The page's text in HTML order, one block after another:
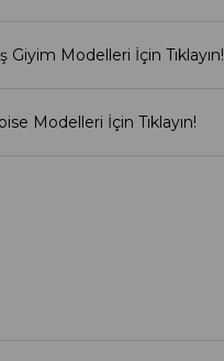
Giyim Modelleri İçin Tıklayın!
Modelleri İçin Tıklayın!